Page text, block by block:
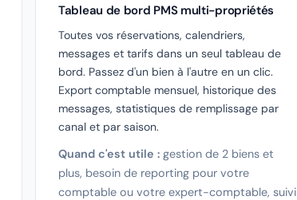
Tableau de bord PMS multi-propriétés
Toutes vos réservations, calendriers,
messages et tarifs dans un seul tableau de
bord. Passez d'un bien à l'autre en un clic.
Export comptable mensuel, historique des
messages, statistiques de remplissage par
canal et par saison.
Quand c'est utile : gestion de 2 biens et
plus, besoin de reporting pour votre
comptable ou votre expert-comptable, suivi